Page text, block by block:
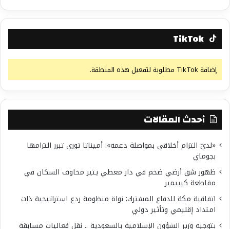
TikTok
إضافة TikTok مطلوبة لتفعيل هذه المنطقة.
أحدث المقالات
«لديّ التزام أخلاقي بمواصلة دعمه»: أميناتا توري تبرر التزامها
بجوماي
ظهور شق أرضي ضخم في دار معطي يثير مخاوف السكان في
مقاطعة كيبيمير
اتفاقية مكة للدفاع المشترك: نواة منظومة ردع استراتيجية ذات
امتداد إقليمي وتأثير دولي
بتوجيه وزير الشؤون الإسلامية بالسعودية .. نقل فعاليات مسابقة